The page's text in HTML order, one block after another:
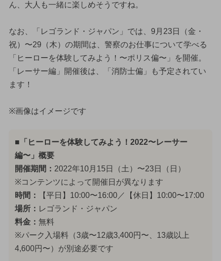
ん、大人も一緒に楽しめそうですね。
なお、「レゴランド・ジャパン」では、9月23日（金・
祝）〜29（木）の期間は、警察のお仕事について学べる
「ヒーローを体験してみよう！〜ポリス偏〜」を開催。
「レーサー編」開催後は、「消防士偏」も予定されてい
ます！
※画像はイメージです
■「ヒーローを体験してみよう！2022〜レーサー
編〜」概要
開催期間： 2022年10月15日（土）〜23日（日）
※コンテンツによって開催日が異なります
時間：
【平日】10:00〜16:00／【休日】10:00〜17:00
場所： レゴランド・ジャパン
料金： 無料
※パーク入場料（3歳〜12歳3,400円〜、13歳以上
4,600円〜）が別途必要です